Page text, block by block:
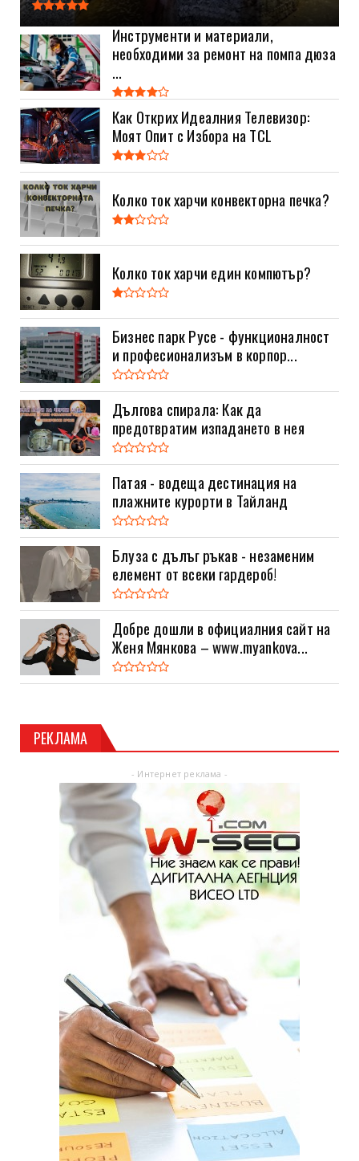
Инструменти и материали,
необходими за ремонт на помпа дюза
...
Как Открих Идеалния Телевизор:
Моят Опит с Избора на TCL
Колко ток харчи конвекторна печка?
Колко ток харчи един компютър?
Бизнес парк Русе - функционалност
и професионализъм в корпор...
Дългова спирала: Как да
предотвратим изпадането в нея
Патая - водеща дестинация на
плажните курорти в Тайланд
Блуза с дълъг ръкав - незаменим
елемент от всеки гардероб!
Добре дошли в официалния сайт на
Женя Мянкова – www.myankova...
РЕКЛАМА
- Интернет реклама -